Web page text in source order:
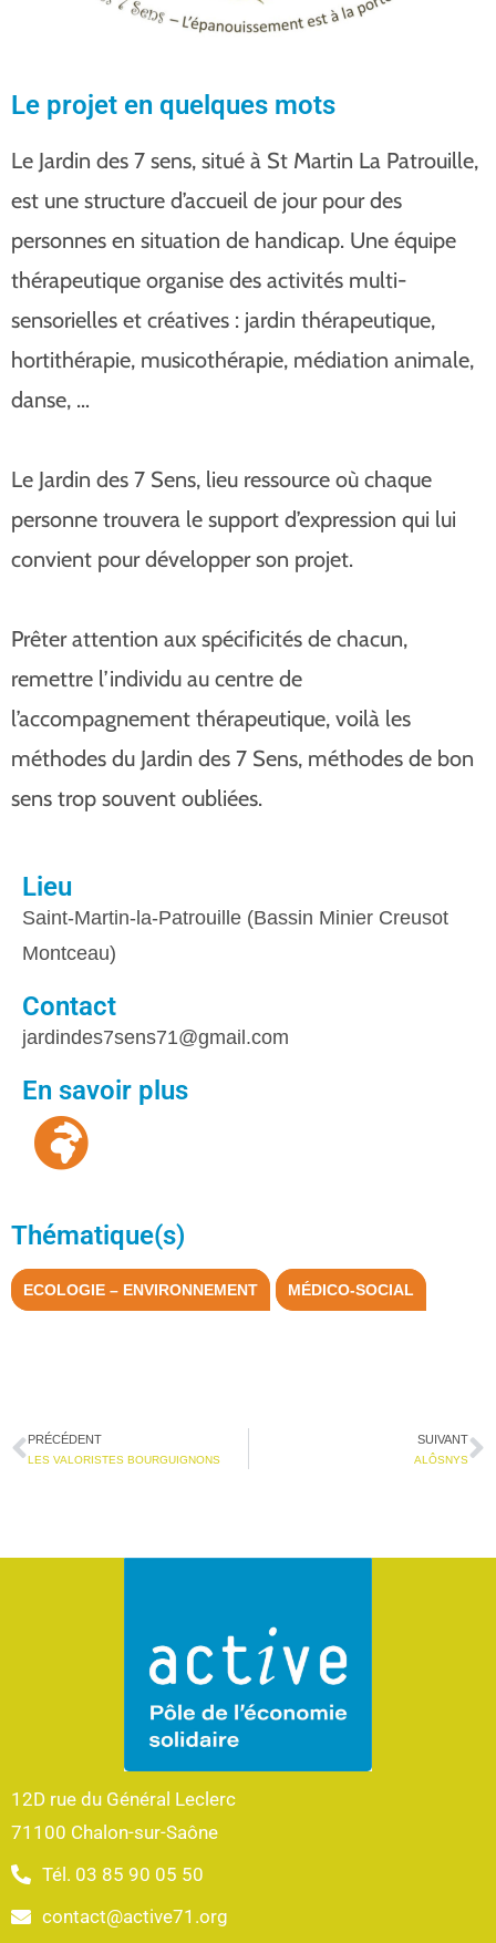
Le projet en quelques mots
Le Jardin des 7 sens, situé à St Martin La Patrouille,
est une structure d’accueil de jour pour des
personnes en situation de handicap. Une équipe
thérapeutique organise des activités multi-
sensorielles et créatives : jardin thérapeutique,
hortithérapie, musicothérapie, médiation animale,
danse, …
Le Jardin des 7 Sens, lieu ressource où chaque
personne trouvera le support d’expression qui lui
convient pour développer son projet.
Prêter attention aux spécificités de chacun,
remettre l’individu au centre de
l’accompagnement thérapeutique, voilà les
méthodes du Jardin des 7 Sens, méthodes de bon
sens trop souvent oubliées.
Lieu
Saint-Martin-la-Patrouille (Bassin Minier Creusot
Montceau)
Contact
jardindes7sens71@gmail.com
En savoir plus
Thématique(s)
ECOLOGIE – ENVIRONNEMENT MÉDICO-SOCIAL
PRÉCÉDENT
LES VALORISTES BOURGUIGNONS
SUIVANT
ALÔSNYS
12D rue du Général Leclerc
71100 Chalon-sur-Saône
Tél. 03 85 90 05 50
contact@active71.org